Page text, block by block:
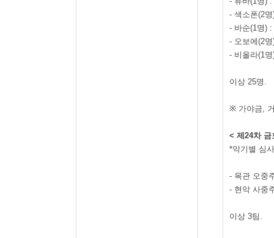
- 색소폰(2명
- 바순(1명) :
- 오보에(2명
- 비올라(1명
이상 25명 .
※ 가야금,
< 제 24차 금
*악기별 심
- 목관 오중
- 현악 사중
이상 3팀 .